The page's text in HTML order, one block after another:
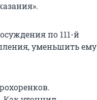
по 111-й
уменьшить ему